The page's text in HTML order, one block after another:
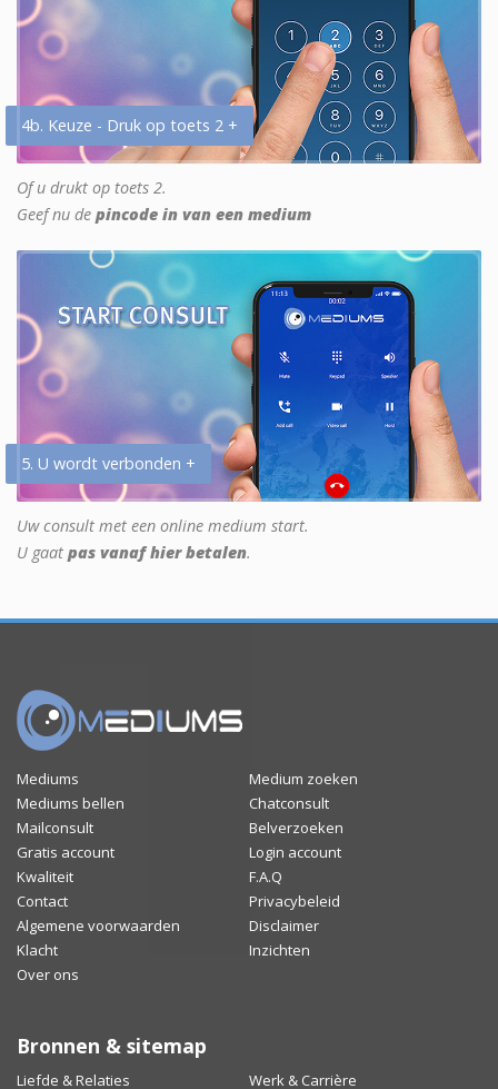
4b. Keuze - Druk op toets 2 +
Of u drukt op toets 2.
Geef nu de pincode in van een medium
5. U wordt verbonden +
Uw consult met een online medium start.
U gaat pas vanaf hier betalen.
Mediums
Medium zoeken
Mediums bellen
Chatconsult
Mailconsult
Belverzoeken
Gratis account
Login account
Kwaliteit
F.A.Q
Contact
Privacybeleid
Algemene voorwaarden
Disclaimer
Klacht
Inzichten
Over ons
Bronnen & sitemap
Liefde & Relaties Werk & Carrière